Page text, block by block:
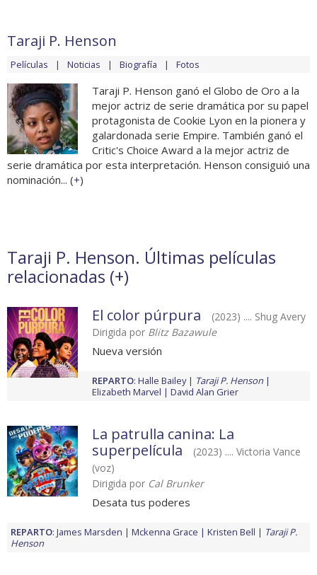
Taraji P. Henson
Películas Noticias Biografía Fotos
Taraji P. Henson ganó el Globo de Oro a la
mejor actriz de serie dramática por su papel
protagonista de Cookie Lyon en la pionera y
galardonada serie Empire. También ganó el
Critic's Choice Award a la mejor actriz de
serie dramática por esta interpretación. Henson consiguió una
nominación... (+)
Taraji P. Henson. Últimas películas
relacionadas (+)
El color púrpura
(2023) .... Shug Avery
Dirigida por Blitz Bazawule
Nueva versión
REPARTO: Halle Bailey
Taraji P. Henson
Elizabeth Marvel
David Alan Grier
La patrulla canina: La
superpelícula
(2023) .... Victoria Vance
(voz)
Dirigida por Cal Brunker
Desata tus poderes
REPARTO: James Marsden Mckenna Grace Kristen Bell
Taraji P.
Henson